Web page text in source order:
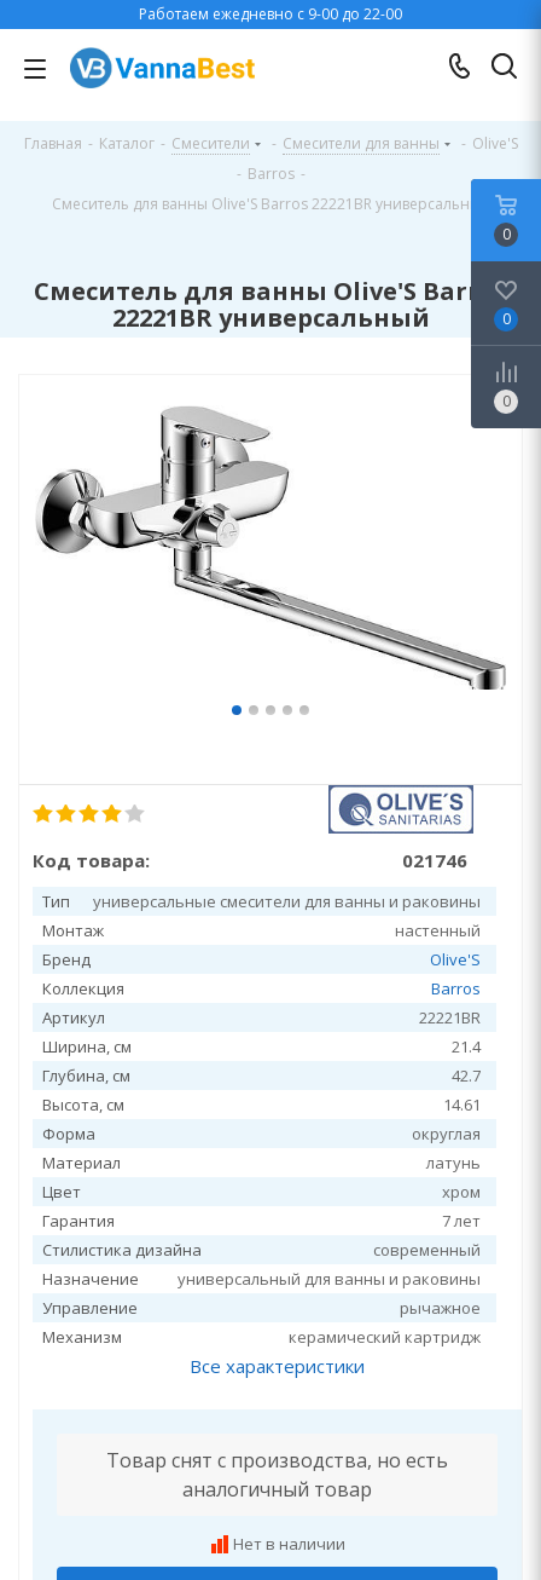
Работаем ежедневно с 9-00 до 22-00
Главная - Каталог - Смесители - Смесители для ванны - Olive'S
- Barros -
Смеситель для ванны Olive'S Barros 22221BR универсальный
Смеситель для ванны Olive'S Barros
22221BR универсальный
Код товара: 021746
Тип
универсальные смесители для ванны и раковины
Монтаж
настенный
Бренд
Olive'S
Коллекция
Barros
Артикул
22221BR
Ширина, см
21.4
Глубина, см
42.7
Высота, см
14.61
Форма
округлая
Материал
латунь
Цвет
хром
Гарантия
7 лет
Стилистика дизайна
современный
Назначение
универсальный для ванны и раковины
Управление
рычажное
Механизм
керамический картридж
Все характеристики
Товар снят с производства, но есть
аналогичный товар
Нет в наличии
0
0
0